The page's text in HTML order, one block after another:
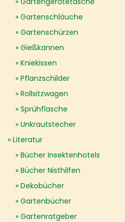
Gartenschläuche
Gartenschürzen
Gießkannen
Kniekissen
Pflanzschilder
Rollsitzwagen
Sprühflasche
Unkrautstecher
Literatur
Bücher Insektenhotels
Bücher Nisthilfen
Dekobücher
Gartenbücher
Gartenratgeber